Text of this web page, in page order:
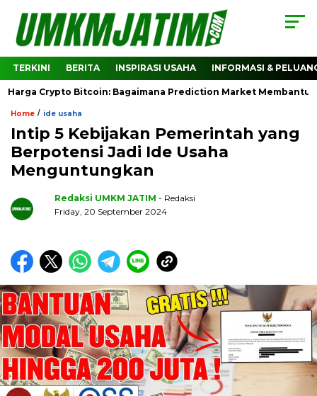
TERKINI BERITA INSPIRASI USAHA INFORMASI &
Bitcoin: Bagaimana Prediction Market Membantu
Home / ide usaha
Intip 5 Kebijakan Pemerintah yang
Berpotensi Jadi Ide Usaha
Menguntungkan
Redaksi UMKM JATIM - Redaksi
Friday, 20 September 2024